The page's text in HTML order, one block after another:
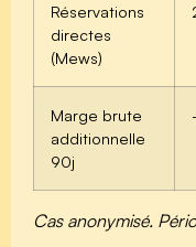
Réservations
directes
(Mews)
Marge brute
additionnelle
90j
Cas anonymisé.